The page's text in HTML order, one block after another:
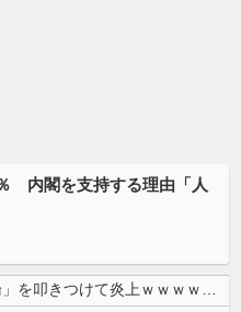
内閣を支持する理由「人
【悲報】 有吉、一般人に「ド正論」を叩きつけて炎上ｗｗｗｗｗｗｗｗ